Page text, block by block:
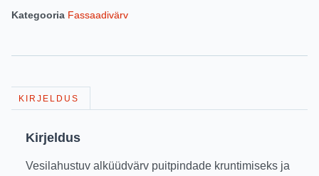
Kategooria Fassaadivärv
KIRJELDUS
Kirjeldus
Vesilahustuv alküüdvärv puitpindade kruntimiseks ja